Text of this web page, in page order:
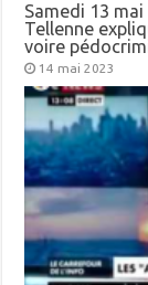
Samedi 13
Tellenne
voire
14 mai 2023